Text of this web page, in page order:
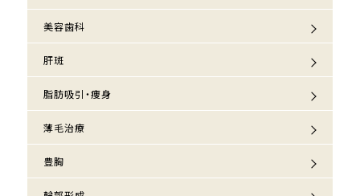
美容歯科
肝斑
脂肪吸引・痩身
薄毛治療
豊胸